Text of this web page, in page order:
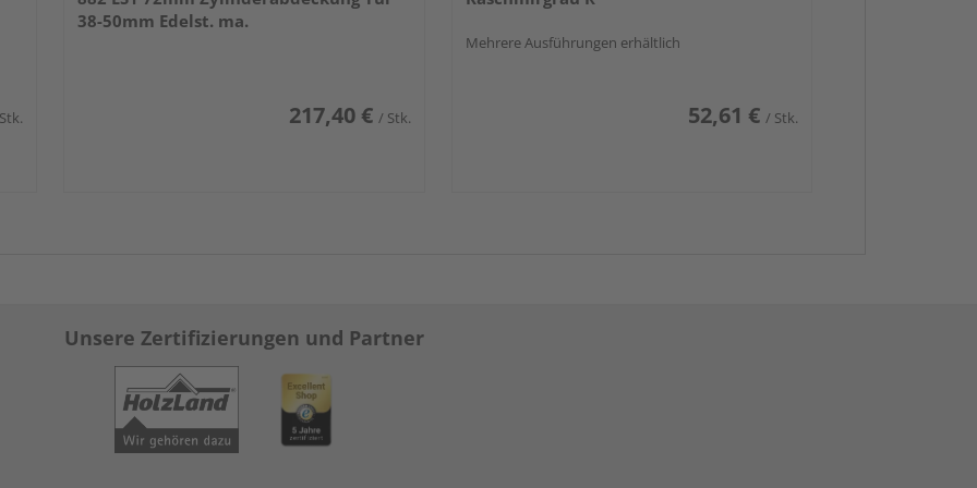
38-50mm Edelst. ma.
217,40 € / Stk.
Mehrere Ausführungen erhältlich
52,61 € / Stk.
Unsere Zertifizierungen und Partner